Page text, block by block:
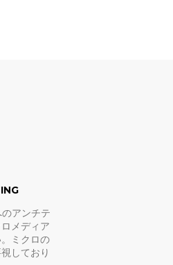
アンチテ
メディア
ミクロの
しており